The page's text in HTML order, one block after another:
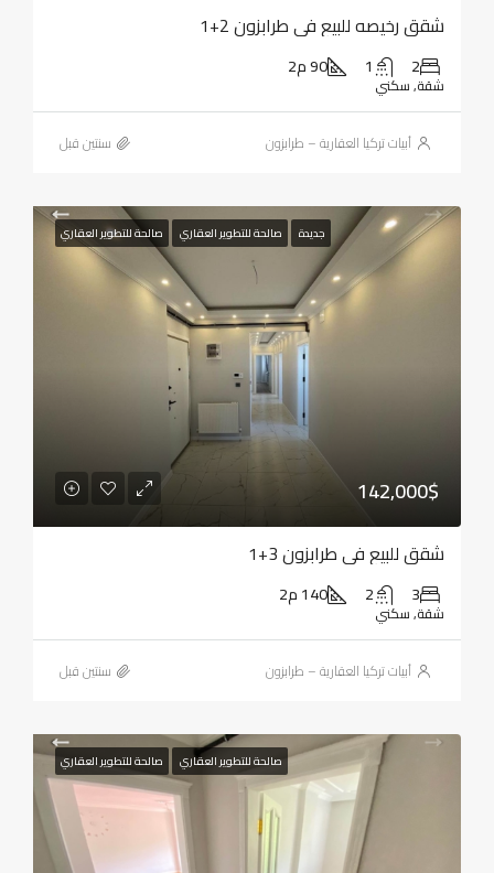
شقق رخيصه للبيع في طرابزون 2+1
2
1 90 م2
شقة, سكني
أبيات تركيا العقارية – طرابزون ‏سنتين قبل
جديدة صالحة للتطوير العقاري صالحة للتطوير العقاري
142,000$
شقق للبيع في طرابزون 3+1
3
2 140 م2
شقة, سكني
أبيات تركيا العقارية – طرابزون ‏سنتين قبل
صالحة للتطوير العقاري صالحة للتطوير العقاري